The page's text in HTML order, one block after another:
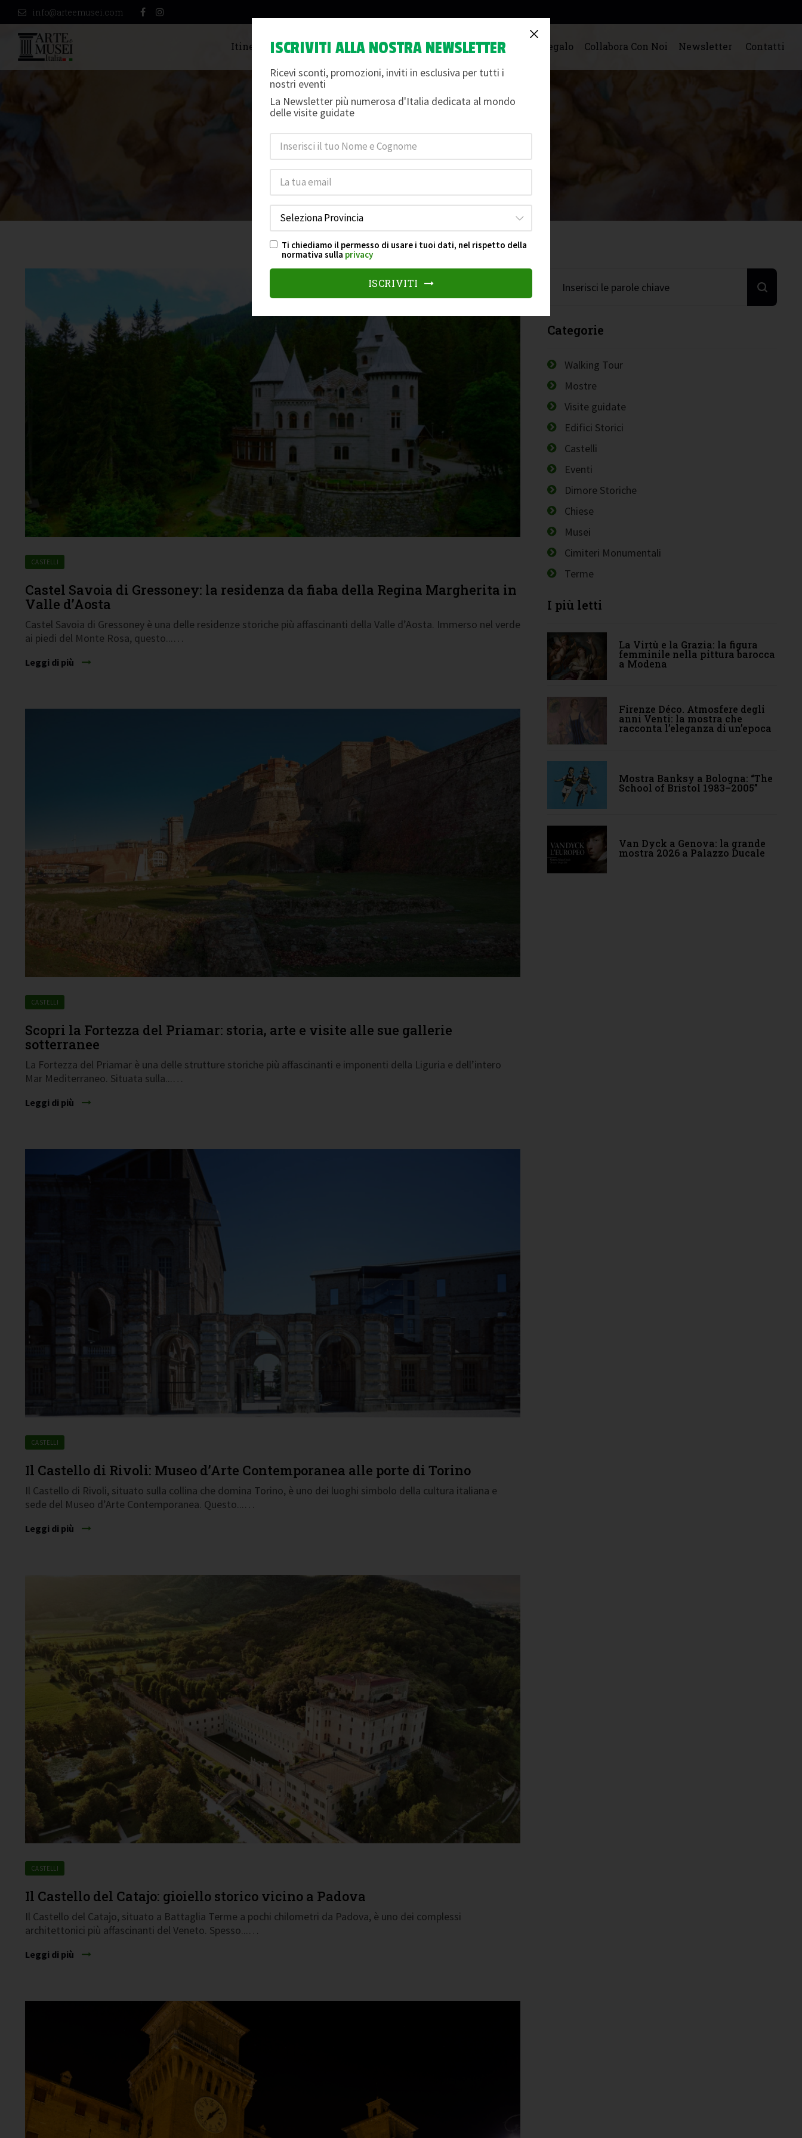
info@arteemusei.com
Itinerari Magazine Termini e condizioni Chi siamo Buono Regalo Collabora Con Noi Newsletter Contatti
Magazine
CASTELLI
Castel Savoia di Gressoney: la residenza da fiaba della Regina Margherita in
Valle d’Aosta
Castel Savoia di Gressoney è una delle residenze storiche più affascinanti della Valle d’Aosta. Immerso nel verde
ai piedi del Monte Rosa, questo...…
Leggi di più
CASTELLI
Scopri la Fortezza del Priamar: storia, arte e visite alle sue gallerie
sotterranee
La Fortezza del Priamar è una delle strutture storiche più affascinanti e imponenti della Liguria e dell’intero
Mar Mediterraneo. Situata sulla...…
Leggi di più
CASTELLI
Il Castello di Rivoli: Museo d’Arte Contemporanea alle porte di Torino
Il Castello di Rivoli, situato sulla collina che domina Torino, è uno dei luoghi simbolo della cultura italiana e
sede del Museo d’Arte Contemporanea. Questo...…
Leggi di più
CASTELLI
Il Castello del Catajo: gioiello storico vicino a Padova
Il Castello del Catajo, situato a Battaglia Terme a pochi chilometri da Padova, è uno dei complessi
architettonici più affascinanti del Veneto. Spesso...…
Leggi di più
Categorie
Walking Tour
Mostre
Visite guidate
Edifici Storici
Castelli
Eventi
Dimore Storiche
Chiese
Musei
Cimiteri Monumentali
Terme
I più letti
La Virtù e la Grazia: la figura
femminile nella pittura barocca
a Modena
Firenze Déco. Atmosfere degli
anni Venti: la mostra che
racconta l’eleganza di un’epoca
Mostra Banksy a Bologna: “The
School of Bristol 1983–2005”
Van Dyck a Genova: la grande
mostra 2026 a Palazzo Ducale
ISCRIVITI ALLA NOSTRA NEWSLETTER
Ricevi sconti, promozioni, inviti in esclusiva per tutti i
nostri eventi
La Newsletter più numerosa d'Italia dedicata al mondo
delle visite guidate
Ti chiediamo il permesso di usare i tuoi dati, nel rispetto della
normativa sulla privacy
ISCRIVITI